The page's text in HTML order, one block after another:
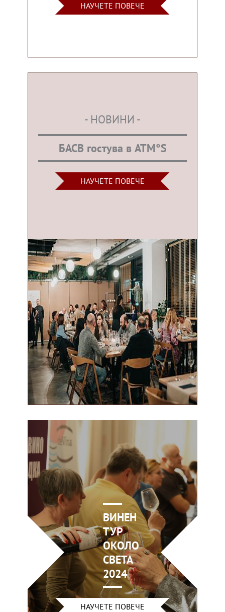
НАУЧЕТЕ ПОВЕЧЕ
- НОВИНИ -
БАСВ гостува в ATM°S
НАУЧЕТЕ ПОВЕЧЕ
ВИНЕН
ТУР
ОКОЛО
СВЕТА
2024
НАУЧЕТЕ ПОВЕЧЕ